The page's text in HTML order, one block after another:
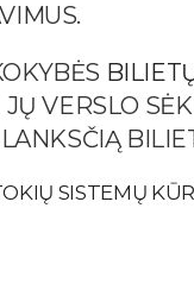
VERSLO
SISTEMŲ